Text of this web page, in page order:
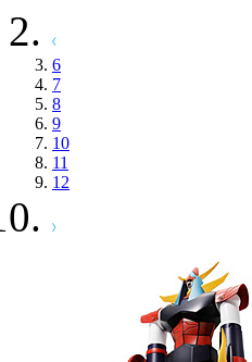
6
7
8
9
10
11
12